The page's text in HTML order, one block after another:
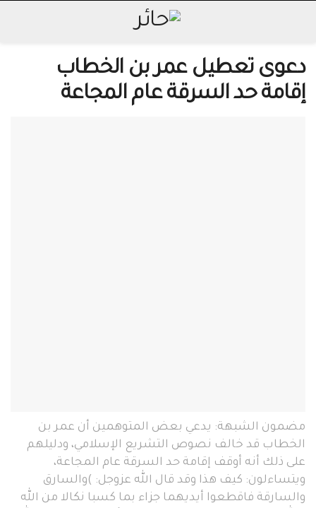
دعوى تعطيل عمر بن الخطاب
إقامة حد السرقة عام المجاعة
مضمون الشبهة: يدعي بعض المتوهمين أن عمر بن
الخطاب قد خالف نصوص التشريع الإسلامي، ودليلهم
على ذلك أنه أوقف إقامة حد السرقة عام المجاعة،
ويتساءلون: كيف هذا وقد قال الله عزوجل: )والسارق
والسارقة فاقطعوا أيديهما جزاء بما كسبا نكالا من الله